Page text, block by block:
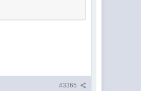
#3365